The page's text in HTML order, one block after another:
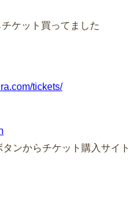
ケット買ってました
tickets/
ンからチケット購入サイト